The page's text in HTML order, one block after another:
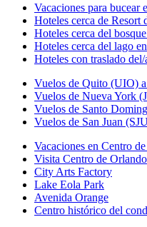
Vacaciones para bucear
Hoteles cerca de
Hoteles cerca del
Hoteles cerca del lago
Hoteles con traslado
Vuelos de Quito (UIO)
Vuelos de Nueva York
Vuelos de Santo
Vuelos de San Juan
Vacaciones en Centro
Visita Centro de Orlando
City Arts Factory
Lake Eola Park
Avenida Orange
Centro histórico del